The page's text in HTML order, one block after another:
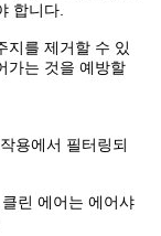
합니다.
지를 제거할 수 있
가는 것을 예방할
용에서 필터링되
린 에어는 에어샤